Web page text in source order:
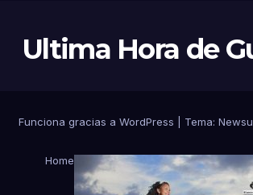
Ultima Hora de
Funciona gracias a WordPress Tema:
Home